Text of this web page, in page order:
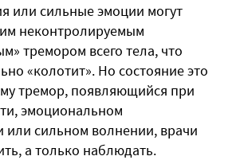
или сильные эмоции могут
неконтролируемым
тремором всего тела, что
«колотит». Но состояние это
тремор, появляющийся при
эмоциональном
или сильном волнении, врачи
а только наблюдать.